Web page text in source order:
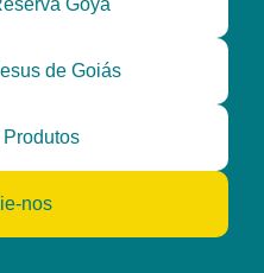
Goya
de Goiás
Produtos
nos